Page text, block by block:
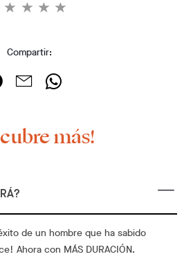
Compartir:
más!
de un hombre que ha sabido
Ahora con MÁS DURACIÓN.